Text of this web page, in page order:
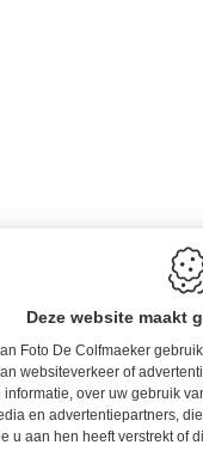
Deze website maakt
Foto De Colfmaeker
websiteverkeer of
informatie, over uw gebruik
en advertentiepartners,
u aan hen heeft verstrekt of